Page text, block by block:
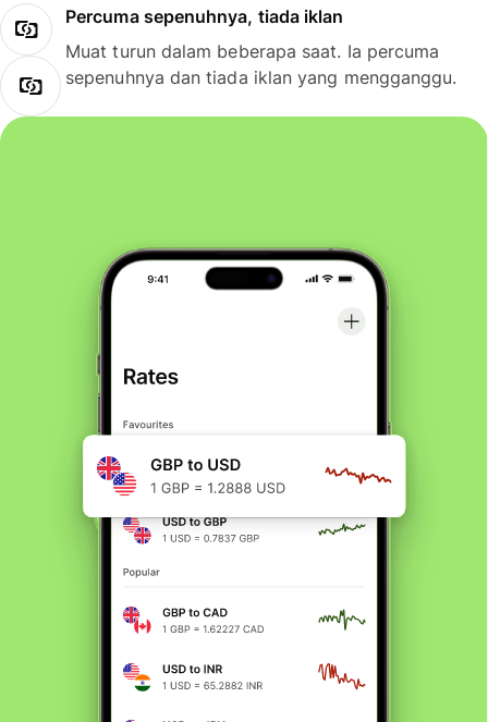
Percuma sepenuhnya, tiada iklan
Muat turun dalam beberapa saat. Ia percuma
sepenuhnya dan tiada iklan yang mengganggu.